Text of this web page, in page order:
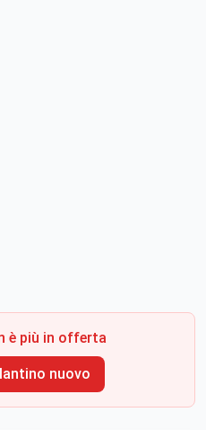
è più in offerta
nuovo